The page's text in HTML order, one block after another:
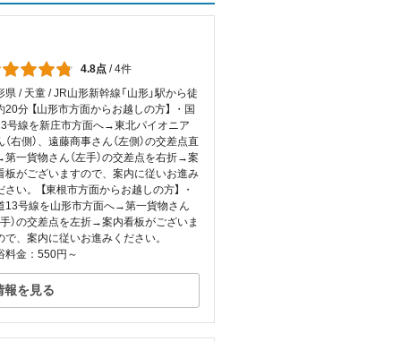
4.8点 /4件
県 / 天童 / JR山形新幹線「山形」駅から徒
20分 【山形市方面からお越しの方】 ・国
号線を新庄市方面へ→東北パイオニア
（右側）、遠藤商事さん（左側）の交差点直
一貨物さん（左手）の交差点を右折→案
板がございますので、案内に従いお進み
さい。 【東根市方面からお越しの方】 ・
13号線を山形市方面へ→第一貨物さん
手）の交差点を左折→案内看板がございま
で、案内に従いお進みください。
料金：550円～
報を見る